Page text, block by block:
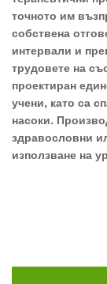
точното им
собствена
интервали и
трудовете на
проектиран
учени, като са
насоки.
здравословни
използване на